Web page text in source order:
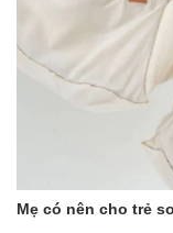
Mẹ có nên cho trẻ